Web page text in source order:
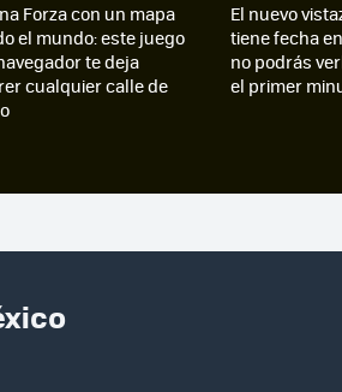
Forza con un mapa
el mundo: este juego
te deja
cualquier calle de
El nuevo
tiene fecha
no podrás
el primer